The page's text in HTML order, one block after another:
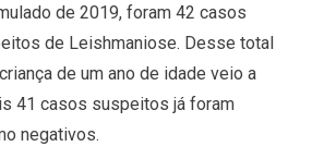
de 2019, foram 42 casos
de Leishmaniose. Desse total
de um ano de idade veio a
41 casos suspeitos já foram
negativos.